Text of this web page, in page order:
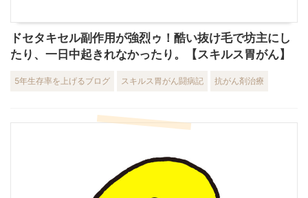
ドセタキセル副作用が強烈ゥ！酷い抜け毛で坊主にし
たり、一日中起きれなかったり。【スキルス胃がん】
5年生存率を上げるブログ スキルス胃がん闘病記 抗がん剤治療